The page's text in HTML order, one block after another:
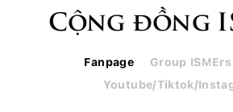
Cộng đồng
Fanpage Group ISMErs
Youtube/Tiktok/